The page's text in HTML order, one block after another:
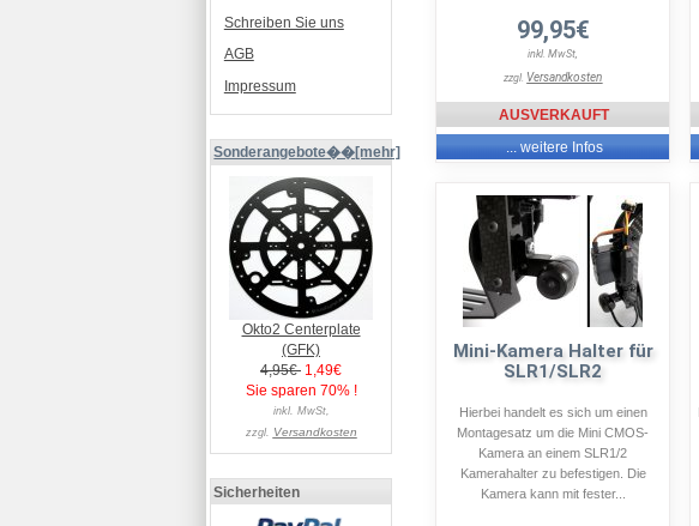
Schreiben Sie uns
AGB
Impressum
Sonderangebote��[mehr]
Okto2 Centerplate
(GFK)
4,95€ 1,49€
Sie sparen 70% !
inkl. MwSt,
zzgl.
Versandkosten
Sicherheiten
99,95€
inkl. MwSt,
zzgl. Versandkosten
AUSVERKAUFT
... weitere Infos
Mini-Kamera Halter für
SLR1/SLR2
Hierbei handelt es sich um einen
Montagesatz um die Mini CMOS-
Kamera an einem SLR1/2
Kamerahalter zu befestigen. Die
Kamera kann mit fester...